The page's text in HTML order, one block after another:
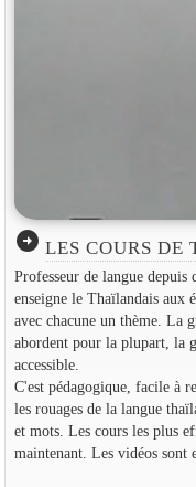
arrow_circle_right LES COURS
Professeur de langue depuis
enseigne le Thaïlandais aux
avec chacune un thème. La
abordent pour la plupart, la
accessible.
C'est pédagogique, facile à
les rouages de la langue
et mots. Les cours les plus
maintenant. Les vidéos sont